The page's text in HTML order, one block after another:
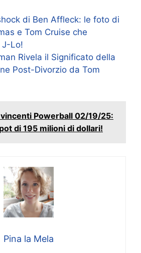
di Ben Affleck: le foto di
e Tom Cruise che
J-Lo!
Rivela il Significato della
Post-Divorzio da Tom
Powerball 02/19/25:
di 195 milioni di dollari!
Pina la Mela